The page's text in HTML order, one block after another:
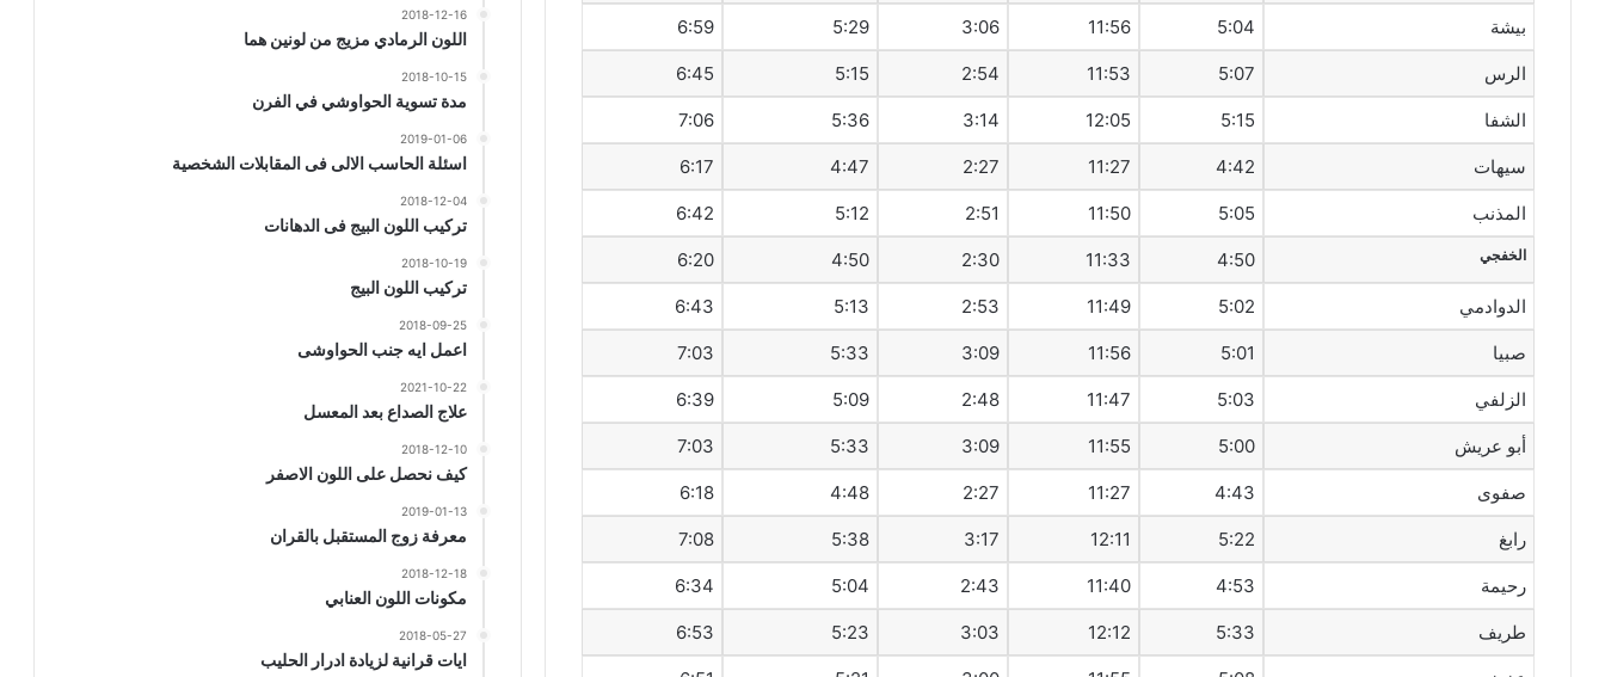
بيشة 5:04
11:56
3:06
5:29
6:59
الرس 5:07
11:53
2:54
5:15
6:45
الشفا 5:15
12:05
3:14
5:36
7:06
سيهات‎ 4:42
11:27
2:27
4:47
6:17
المذنب 5:05
11:50
2:51
5:12
6:42
الخفجي 4:50
11:33
2:30
4:50
6:20
الدوادمي 5:02
11:49
2:53
5:13
6:43
صبيا 5:01
11:56
3:09
5:33
7:03
الزلفي 5:03
11:47
2:48
5:09
6:39
أبو عريش 5:00
11:55
3:09
5:33
7:03
صفوى 4:43
11:27
2:27
4:48
6:18
رابغ 5:22
12:11
3:17
5:38
7:08
رحيمة 4:53
11:40
2:43
5:04
6:34
طريف‎ 5:33
12:12
3:03
5:23
6:53
2018-12-16
اللون الرمادي مزيج من لونين هما
2018-10-15
مدة تسوية الحواوشي في الفرن
2019-01-06
اسئلة الحاسب الالى فى المقابلات الشخصية
2018-12-04
تركيب اللون البيج فى الدهانات
2018-10-19
تركيب اللون البيج
2018-09-25
اعمل ايه جنب الحواوشى
2021-10-22
علاج الصداع بعد المعسل
2018-12-10
كيف نحصل على اللون الاصفر
2019-01-13
معرفة زوج المستقبل بالقران
2018-12-18
مكونات اللون العنابي
2018-05-27
ايات قرانية لزيادة ادرار الحليب